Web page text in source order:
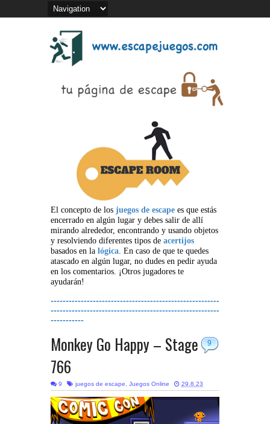
El concepto de los juegos de escape es que estás
encerrado en algún lugar y debes salir de allí
mirando alrededor, encontrando y usando objetos
y resolviendo diferentes tipos de acertijos
basados en la lógica. En caso de que te quedes
atascado en algún lugar, no dudes en pedir ayuda
en los comentarios. ¡Otros jugadores te
ayudarán!
--------------------------------------------------------
--------------------------------------------------------
-----------
9
Monkey Go Happy – Stage
766
9 juegos de escape, Juegos Online 29.8.23